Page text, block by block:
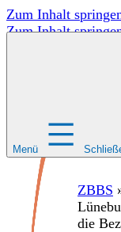
Zum Inhalt
Zum Inhalt
und
für
Menü
ZBBS
die